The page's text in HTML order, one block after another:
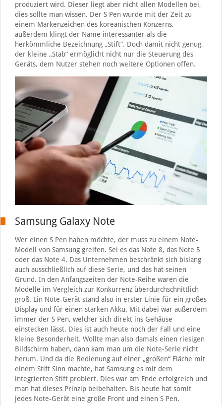
produziert wird. Dieser liegt aber nicht allen Modellen bei,
dies sollte man wissen. Der S Pen wurde mit der Zeit zu
einem Markenzeichen des koreanischen Konzerns,
außerdem klingt der Name interessanter als die
herkömmliche Bezeichnung „Stift“. Doch damit nicht genug,
der kleine „Stab“ ermöglicht nicht nur die Steuerung des
Geräts, dem Nutzer stehen noch weitere Optionen offen.
Samsung Galaxy Note
Wer einen S Pen haben möchte, der muss zu einem Note-
Modell von Samsung greifen. Sei es das Note 8, das Note 5
oder das Note 4. Das Unternehmen beschränkt sich bislang
auch ausschließlich auf diese Serie, und das hat seinen
Grund. In den Anfangszeiten der Note-Reihe waren die
Modelle im Vergleich zur Konkurrenz überdurchschnittlich
groß. Ein Note-Gerät stand also in erster Linie für ein großes
Display und für einen starken Akku. Mit dabei war außerdem
immer der S Pen, welcher sich direkt ins Gehäuse
einstecken lässt. Dies ist auch heute noch der Fall und eine
kleine Besonderheit. Wollte man also damals einen riesigen
Bildschirm haben, dann kam man um die Note-Serie nicht
herum. Und da die Bedienung auf einer „großen“ Fläche mit
einem Stift Sinn machte, hat Samsung es mit dem
integrierten Stift probiert. Dies war am Ende erfolgreich und
man hat dieses Prinzip beibehalten. Bis heute hat somit
jedes Note-Gerät eine große Front und einen S Pen.